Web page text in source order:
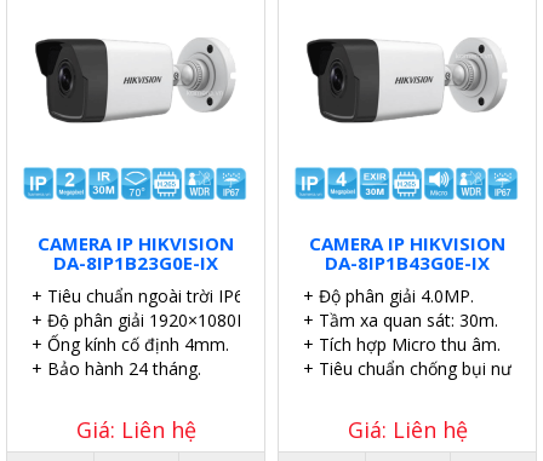
CAMERA IP HIKVISION
DA-8IP1B23G0E-IX
+ Tiêu chuẩn ngoài trời IP67.
+ Độ phân giải 1920×1080P.
+ Ống kính cố định 4mm.
+ Bảo hành 24 tháng.
Giá: Liên hệ
CAMERA IP HIKVISION
DA-8IP1B43G0E-IX
+ Độ phân giải 4.0MP.
+ Tầm xa quan sát: 30m.
+ Tích hợp Micro thu âm.
+ Tiêu chuẩn chống bụi nước
Giá: Liên hệ